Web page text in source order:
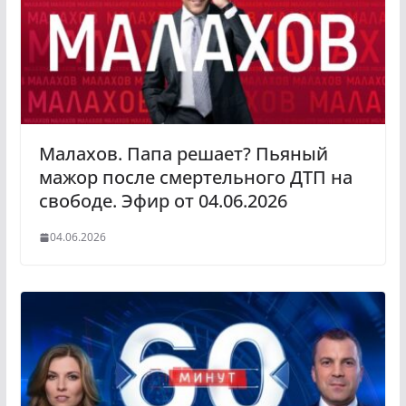
Малахов. Папа решает? Пьяный
мажор после смертельного ДТП на
свободе. Эфир от 04.06.2026
04.06.2026